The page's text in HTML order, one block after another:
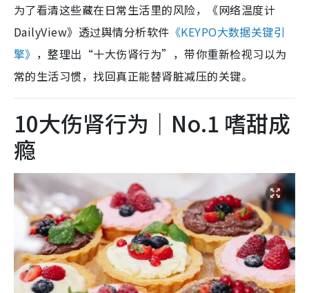
为了看清这些藏在日常生活里的风险，《网络温度计
DailyView》透过舆情分析软件 《KEYPO大数据关键引
擎》 ，整理出“十大伤肾行为”，带你重新检视习以为
常的生活习惯，找回真正能替肾脏减压的关键。
10大伤肾行为｜No.1 嗜甜成
瘾